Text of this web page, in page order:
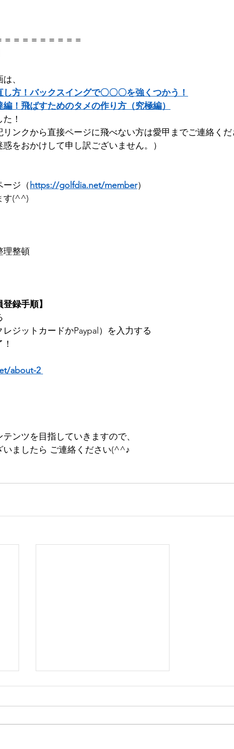
＝＝＝＝＝＝＝＝
は、
し方！バックスイングで〇〇〇を強くつかう！
編！飛ばすためのタメの作り方（究極編）
ました！
リンクから直接ページに飛べない方は愛甲までご連絡く
をおかけして申し訳ございません。）
ージ（ https://golfdia.net/member）
ます(^^)
理整頓
録手順】
レジットカードかPaypal）を入力する
！
about-2
ンツを目指していきますので、
いましたら ご連絡ください(^^♪